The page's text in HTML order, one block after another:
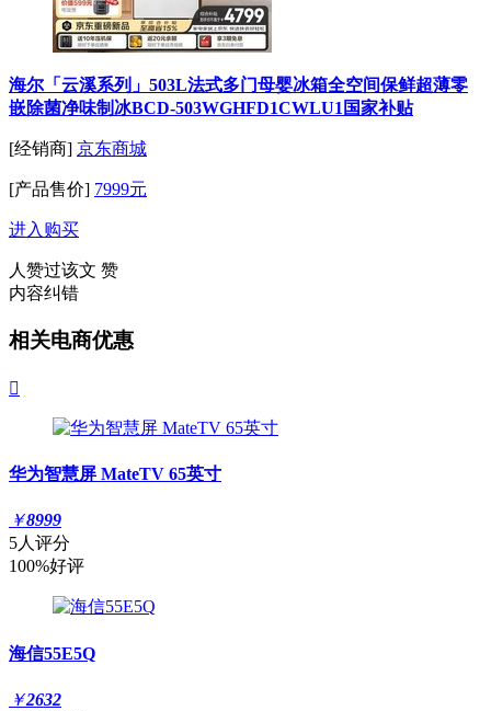
海尔「云溪系列」503L法式多门母婴冰箱全空间保鲜超薄零
嵌除菌净味制冰BCD-503WGHFD1CWLU1国家补贴
[经销商] 京东商城
[产品售价] 7999元
进入购买
人赞过该文 赞
内容纠错
相关电商优惠

华为智慧屏 MateTV 65英寸
￥8999
5人评分
100%好评
海信55E5Q
￥2632